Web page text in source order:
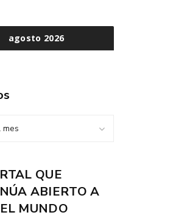
agosto 2026
mes
QUE
ABIERTO A
MUNDO